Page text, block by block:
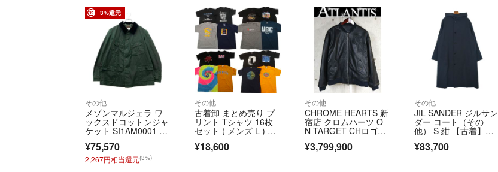
グァーレトレ コディ
サンダーソン メンズ 3
CH/G07352/LUL31/
3%還元
その他
メゾンマルジェラ ワ
ックスドコットンジャ
ケット SI1AM0001 メ
ンズ SIZE 52 (XL) Mai
son Margiela
¥75,570
2,267円相当還元(3%)
その他
古着卸 まとめ売り プ
リント Tシャツ 16枚
セット ( メンズ L ) レ
ーシング タイダイ
柄 スカル 大判プリン
¥18,600
その他
CHROME HEARTS 新
宿店 クロムハーツ O
N TARGET CHロゴパ
ザー ボンバージャケ
¥3,799,900
その他
JIL SANDER ジルサン
ダー コート（その
他） S 紺 【古着】
【中古】【送料無料】
¥83,700